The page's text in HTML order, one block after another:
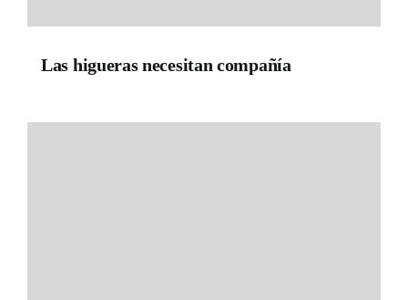
Las higueras necesitan compañía